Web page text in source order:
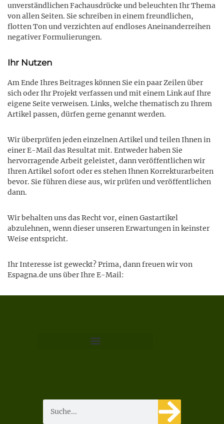
unverständlichen Fachausdrücke und beleuchten Ihr Thema
von allen Seiten. Sie schreiben in einem freundlichen,
flotten Ton und verzichten auf endloses Aneinanderreihen
negativer Formulierungen.
Ihr Nutzen
Am Ende Ihres Beitrages können Sie ein paar Zeilen über
sich oder Ihr Projekt verfassen und mit einem Link auf Ihre
eigene Seite verweisen. Links, welche thematisch zu Ihrem
Artikel passen, dürfen gerne genannt werden.
Wir überprüfen jeden einzelnen Artikel und teilen Ihnen in
einer E-Mail das Resultat mit. Entweder haben Sie
hervorragende Arbeit geleistet, dann veröffentlichen wir
Ihren Artikel sofort oder es stehen Ihnen Korrekturarbeiten
bevor. Sie führen diese aus, wir prüfen und veröffentlichen
dann.
Wir behalten uns das Recht vor, einen Gastartikel
abzulehnen, wenn dieser unseren Erwartungen in keinster
Weise entspricht.
Ihr Interesse ist geweckt? Prima, dann freuen wir von
Espagna.de uns über Ihre E-Mail: